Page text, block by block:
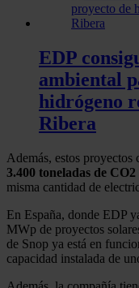
EDP
ambiental
hidrógeno
Ribera
Además, estos proyectos
3.400 toneladas de CO2
misma cantidad de
En España, donde EDP
MWp de proyectos
de Snop ya está en
capacidad instalada de